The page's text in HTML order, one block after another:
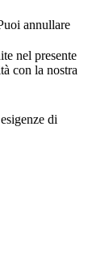
annullare
nel presente
con la nostra
di